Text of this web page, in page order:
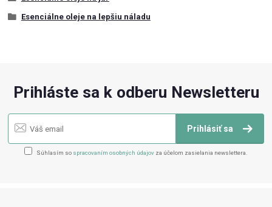
Esenciálne oleje na lepšiu náladu
Prihláste sa k odberu Newsletteru
Prihlásiť sa
Súhlasím so spracovaním osobných údajov za účelom zasielania newslettera.